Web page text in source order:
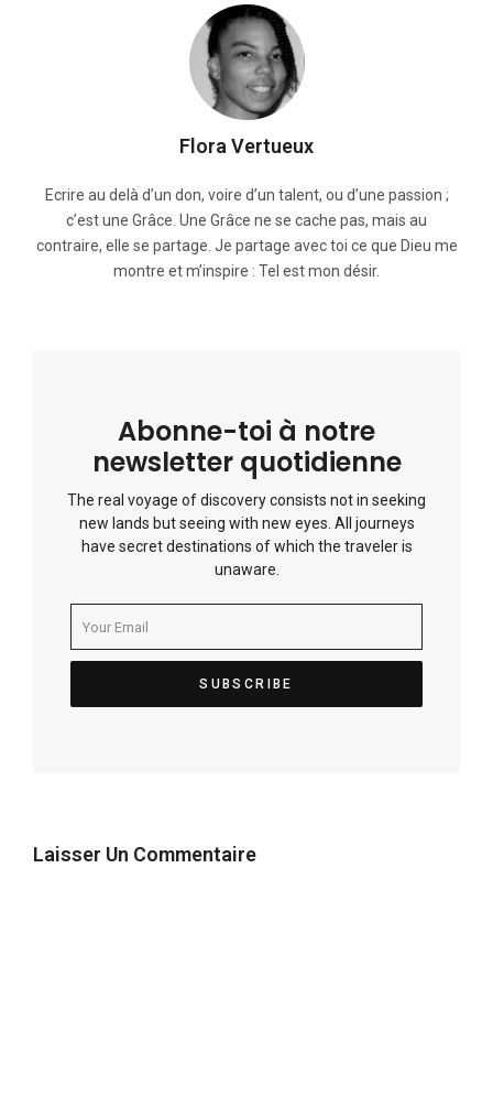
Flora Vertueux
Ecrire au delà d’un don, voire d’un talent, ou d’une passion ;
c’est une Grâce. Une Grâce ne se cache pas, mais au
contraire, elle se partage. Je partage avec toi ce que Dieu me
montre et m’inspire : Tel est mon désir.
Abonne-toi à notre
newsletter quotidienne
The real voyage of discovery consists not in seeking
new lands but seeing with new eyes. All journeys
have secret destinations of which the traveler is
unaware.
Laisser Un Commentaire